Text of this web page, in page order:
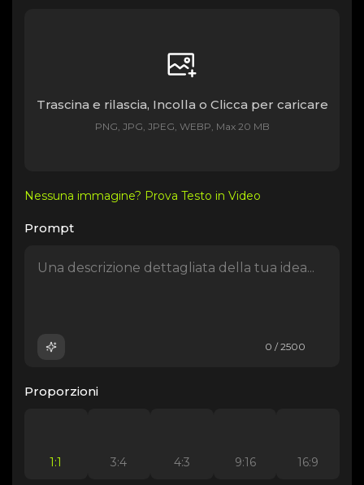
Trascina e rilascia, Incolla o Clicca per caricare
PNG, JPG, JPEG, WEBP, Max 20 MB
Nessuna immagine? Prova Testo in Video
Prompt
0 / 2500
Proporzioni
1:1 3:4 4:3 9:16 16:9